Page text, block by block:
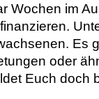
Wochen im
Es
oder
Euch doch